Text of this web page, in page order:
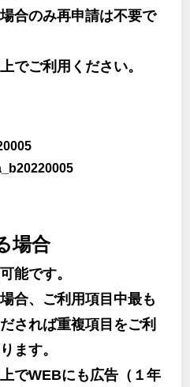
合のみ再申請は不要で
でご利用ください。
場合
能です。
合、ご利用項目中最も
されば重複項目をご利
ます。
でWEBにも広告（１年